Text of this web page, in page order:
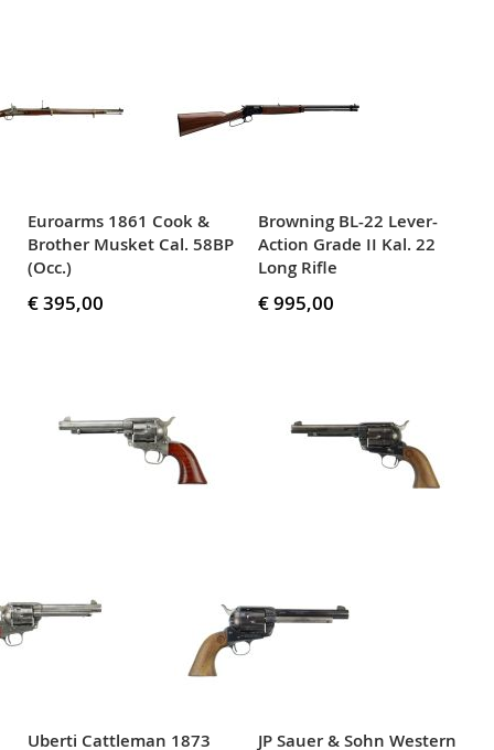
Euroarms 1861 Cook &
Brother Musket Cal. 58BP
(Occ.)
€ 395,00
Browning BL-22 Lever-
Action Grade II Kal. 22
Long Rifle
€ 995,00
Uberti Cattleman 1873
JP Sauer & Sohn Western